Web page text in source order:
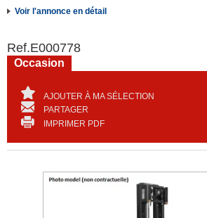
Voir l'annonce en détail
Ref.E000778
Occasion
AJOUTER À MA SÉLECTION
PARTAGER
IMPRIMER PDF